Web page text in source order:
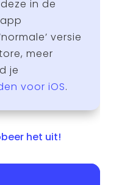
in de
versie
meer
je
voor iOS.
het uit!